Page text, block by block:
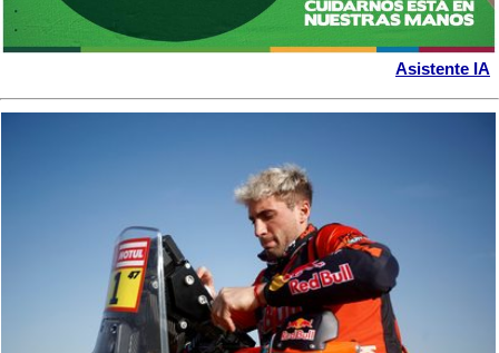
Asistente IA